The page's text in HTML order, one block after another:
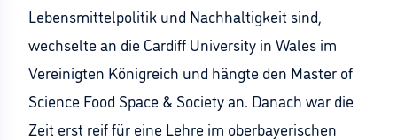
Lebensmittelpolitik und Nachhaltigkeit sind,
wechselte an die Cardiff University in Wales im
Vereinigten Königreich und hängte den Master of
Science Food Space & Society an. Danach war die
Zeit erst reif für eine Lehre im oberbayerischen